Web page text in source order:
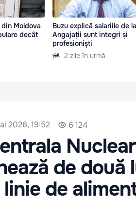
Moldova
decât
Buzu explică salariile de
Angajații sunt integri și
profesioniști
2 zile în urmă
2026, 19:52 6 124
de două
de